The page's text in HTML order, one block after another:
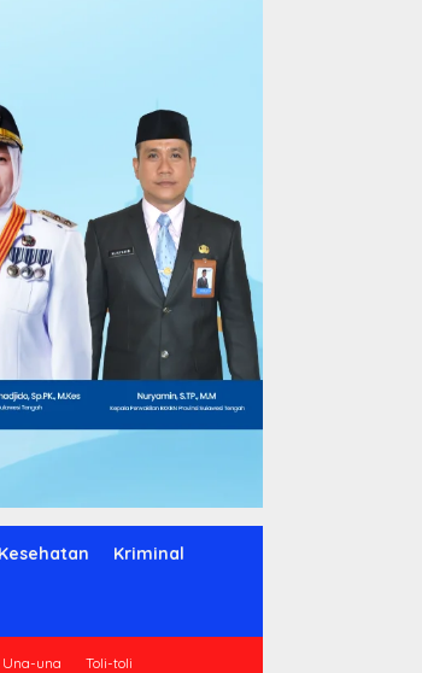
Kesehatan Kriminal
Una-una Toli-toli